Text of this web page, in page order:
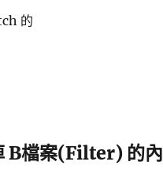
的
B檔案(Filter) 的內